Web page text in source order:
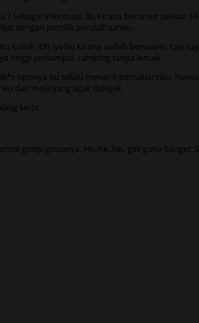
Sebagai informasi, Bu Kirana berumur sekitar
dengan pemilik perusahaanku.
kuliah. Oh iya bu Kirana sudah bersuami, tapi
tinggi semampai, ramping tanpa lemak.
tipisnya itu selalu menarik perhatiannku.
dari meja yang agak dipojok.
kerja.
gosip-gosipnya. He..he..he.. gak guna banget.